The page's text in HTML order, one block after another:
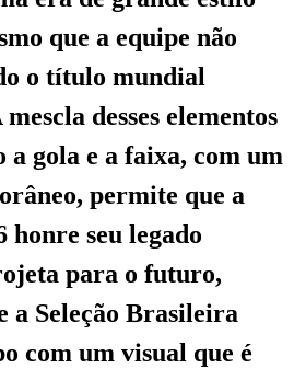
que a equipe não
o título mundial
desses elementos
a gola e a faixa, com um
permite que a
honre seu legado
para o futuro,
a Seleção Brasileira
com um visual que é